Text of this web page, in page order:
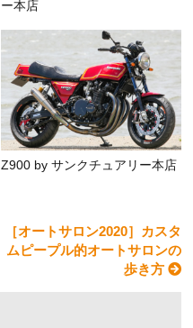
ー本店
Z900 by サンクチュアリー本店
［オートサロン2020］カスタ
ムピープル的オートサロンの
歩き方